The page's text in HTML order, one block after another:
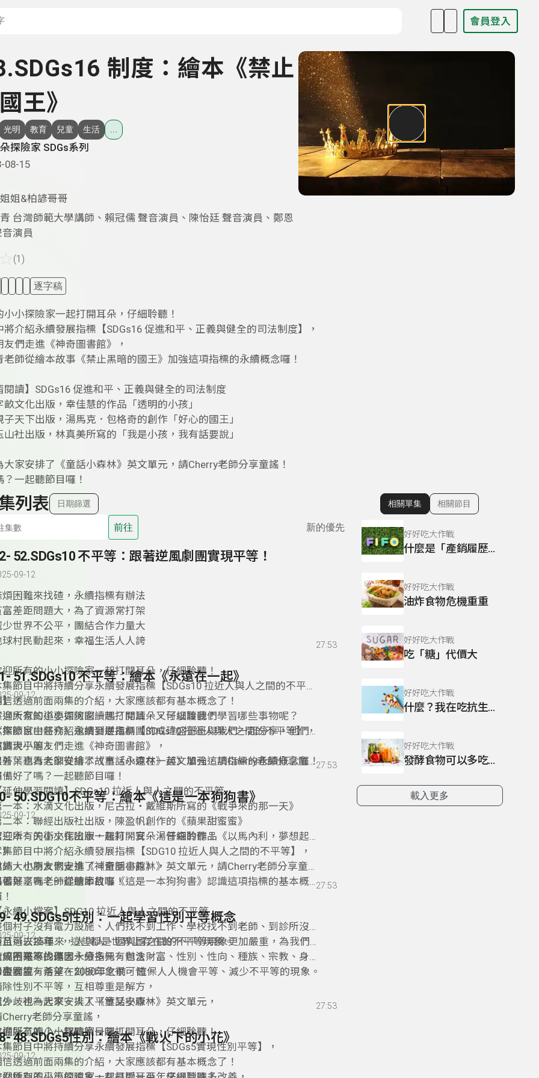
會員登入
制度：繪本《禁止
王》
光明 教育 兒童 生活
探險家 SDGs系列
08-15
姐&柏諺哥哥
台灣師範大學講師、賴冠儒 聲音演員、陳怡廷 聲音演員、鄭恩
演員
(1)
逐字稿
小小探險家一起打開耳朵，仔細聆聽！
將介紹永續發展指標【SDGs16 促進和平、正義與健全的司法制度】，
們走進《神奇圖書館》，
老師從繪本故事《禁止黑暗的國王》加強這項指標的永續概念囉！
閱讀】SDGs16 促進和平、正義與健全的司法制度
文化出版，幸佳慧的作品「透明的小孩」
子天下出版，湯馬克．包格奇的創作「好心的國王」
山社出版，林真美所寫的「我是小孩，我有話要說」
大家安排了《童話小森林》英文單元，請Cherry老師分享童謠！
一起聽節目囉！
列表 日期篩選
前往 新的優先
52.SDGs10 不平等：跟著逆風劇團實現平等！
09-12
煩困難來找碴，永續指標有辦法
富差距問題大，為了資源常打架
少世界不公平，團結合作力量大
球村民動起來，幸福生活人人誇
迎所有的小小探險家一起打開耳朵，仔細聆聽！
集節目中將持續分享永續發展指標【SDGs10 拉近人與人之間的不平
】，
信透過前面兩集的介紹，大家應該都有基本概念了！
過大家知道要如何閱讀嗎？閱讀，又可以讓我們學習哪些事物呢？
探險家出任務》邀請到逆風劇團的成瑋盛哥哥與我們一起分享，他們如
實現平等！
外，也為大家安排了《童話小森林》英文單元，請Cherry老師分享童謠
！
備好了嗎？一起聽節目囉！
27:53
51.SDGs10 不平等：繪本《永遠在一起》
09-12
迎所有的小小探險家一起打開耳朵，仔細聆聽！
集節目中將介紹永續發展指標【SDGs10 拉近人與人之間的不平等】，
請大小朋友們走進《神奇圖書館》，
著葉嘉青老師從繪本故事《永遠在一起》加強這項指標的永續概念囉！
延伸學習閱讀】SDGs10 拉近人與人之間的不平等
一本：水滴文化出版，尼古拉・戴維斯所寫的《戰爭來的那一天》
二本：聯經出版社出版，陳盈帆創作的《蘋果甜蜜蜜》
三本：天衛文化出版，羅莉．安．湯普森的作品《以馬內利，夢想起飛
》
外，也為大家安排了《童話小森林》英文單元，請Cherry老師分享童
！
備好了嗎？一起聽節目囉！
27:53
50.SDG10不平等：繪本《這是一本狗狗書》
09-12
迎所有的小小探險家一起打開耳朵，仔細聆聽！
集節目中將介紹永續發展指標【SDG10 拉近人與人之間的不平等】，
請大小朋友們走進《神奇圖書館》，
著葉嘉青老師從繪本故事《這是一本狗狗書》認識這項指標的基本概念
永續小檔案】SDG10 拉近人與人之間的不平等
個村子沒有電力設施、人們找不到工作、學校找不到老師、到診所沒有
苗可以接種…，這些都是世界上存在的不平等現象。
且過去25年來，人與人、國與國之間的不平等現象更加嚴重，為我們的
界帶來不少傷害。
成不平等的原因十分多元，包含財富、性別、性向、種族、宗教、身心
礙等等，
合國說，希望在2030年之前，確保人人機會平等、減少不平等的現象。
外，也為大家安排了《童話小森林》英文單元，
老師分享童謠，
備好了嗎？一起聽節目囉！
27:53
49.SDGs5性別：一起學習性別平等概念
09-12
煩困難來找碴，永續指標有辦法。
生女生有落差，刻板印象很可怕，
除性別不平等，互相尊重是解方，
少歧視一起來，人人平等又安康。
迎所有的小小探險家一起打開耳朵，仔細聆聽！
集節目中將持續分享永續發展指標【SDGs5實現性別平等】，
信透過前面兩集的介紹，大家應該都有基本概念了！
27:53
48.SDGs5性別：繪本《戰火下的小花》
09-12
顯示相關單集
相關單集 相關節目
好好吃大作戰
什麼是「產銷履歷」？
好好吃大作戰
油炸食物危機重重
好好吃大作戰
吃「糖」代價大
好好吃大作戰
什麼？我在吃抗生素？
好好吃大作戰
發酵食物可以多吃嗎？
載入更多